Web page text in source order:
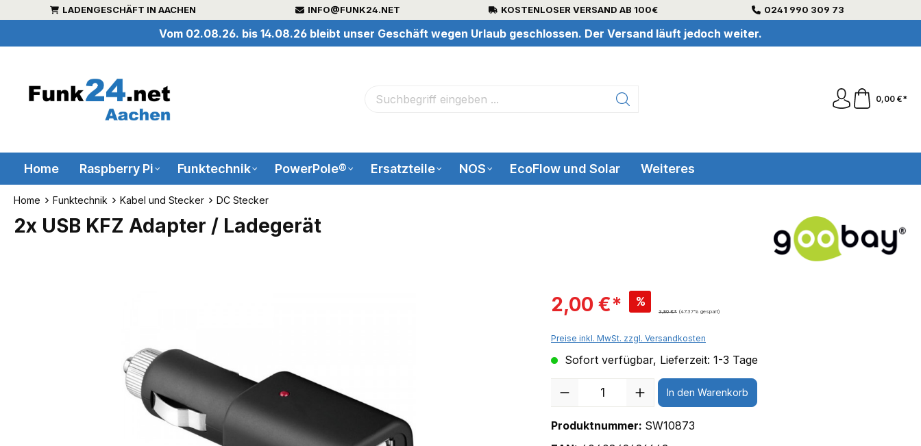
springenLADENGESCHÄFT IN AACHEN INFO@FUNK24.NET KOSTENLOSER VERSAND AB 100€ 0241 990 309 73
Vom 02.08.26. bis 14.08.26 bleibt unser Geschäft wegen Urlaub geschlossen. Der Versand läuft jedoch weiter.
0,00 €*
Home Raspberry Pi Funktechnik PowerPole® Ersatzteile NOS EcoFlow und Solar Weiteres
Home Funktechnik Kabel und Stecker DC Stecker
2x USB KFZ Adapter / Ladegerät
2,00 €* %
3,80 €* (47.37% gespart)
Preise inkl. MwSt. zzgl. Versandkosten
Sofort verfügbar, Lieferzeit: 1-3 Tage
In den Warenkorb
Produktnummer: SW10873